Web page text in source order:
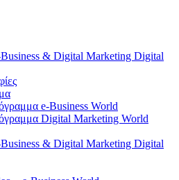
Business & Digital Marketing Digital
e-Business World
Digital Marketing World
Business & Digital Marketing Digital